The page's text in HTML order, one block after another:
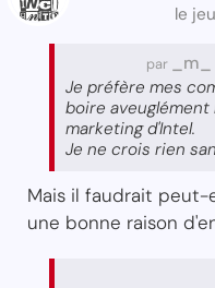
le
par _m_
Je préfère mes
boire
marketing d'Intel.
Je ne crois rien
Mais il faudrait
une bonne raison